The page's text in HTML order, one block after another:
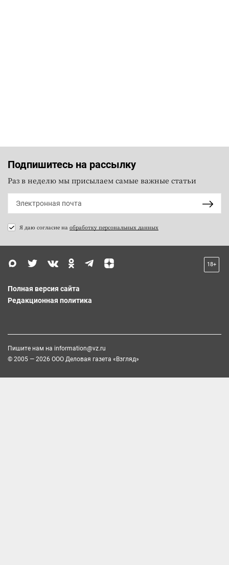
Подпишитесь на рассылку
Раз в неделю мы присылаем самые важные статьи
Я даю согласие на обработку персональных данных
18+
Полная версия сайта
Редакционная политика
Пишите нам на information@vz.ru
© 2005 — 2026 ООО Деловая газета «Взгляд»